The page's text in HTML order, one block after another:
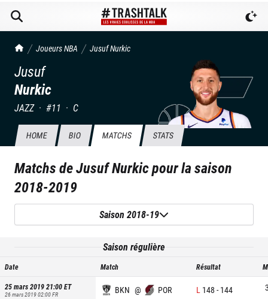
TrashTalk Actu NBA
Joueurs NBA JusufNurkic
Jusuf
Nurkic
JAZZ · #11 · C
HOME BIO MATCHS STATS
Matchs deJusuf Nurkicpour la saison
2018-2019
Saison 2018-19
Saison régulière
Date Match Résultat
25 mars 2019 21:00ET
26 mars 2019 02:00FR BKN @ POR L 148 - 144